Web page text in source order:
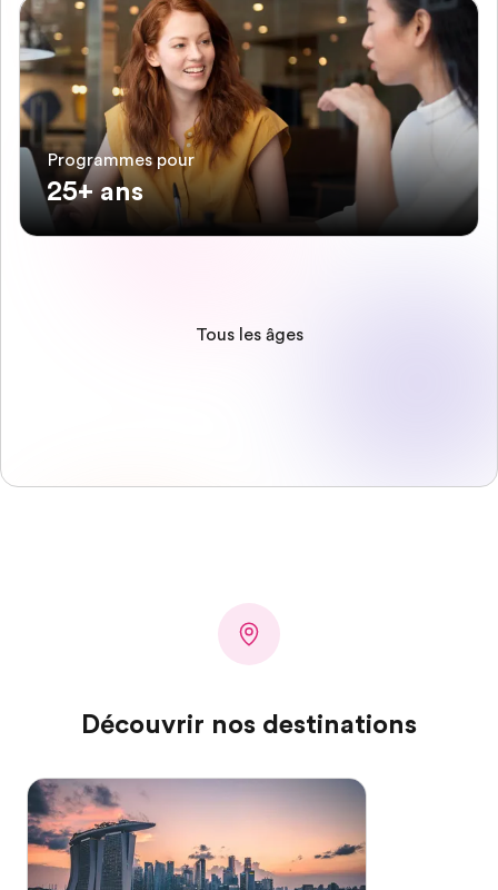
Programmes pour
25+ ans
Tous les âges
Découvrir nos destinations